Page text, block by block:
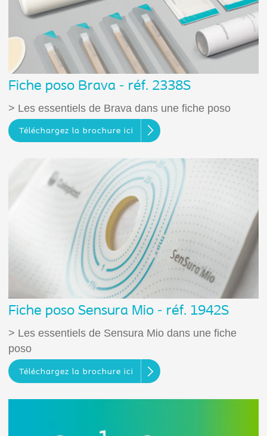
Fiche poso Brava - réf. 2338S
> Les essentiels de Brava dans une fiche poso
Téléchargez la brochure ici
Fiche poso Sensura Mio - réf. 1942S
> Les essentiels de Sensura Mio dans une fiche
poso
Téléchargez la brochure ici